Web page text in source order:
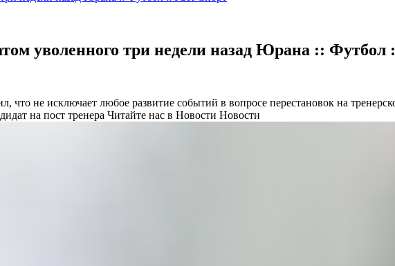
уволенного три недели назад Юрана ::
что не исключает любое развитие событий в вопросе перестановок на
на пост тренера Читайте нас в Новости Новости